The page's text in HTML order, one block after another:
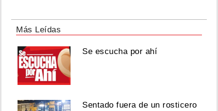
Más Leídas
Se escucha por ahí
Sentado fuera de un rosticero